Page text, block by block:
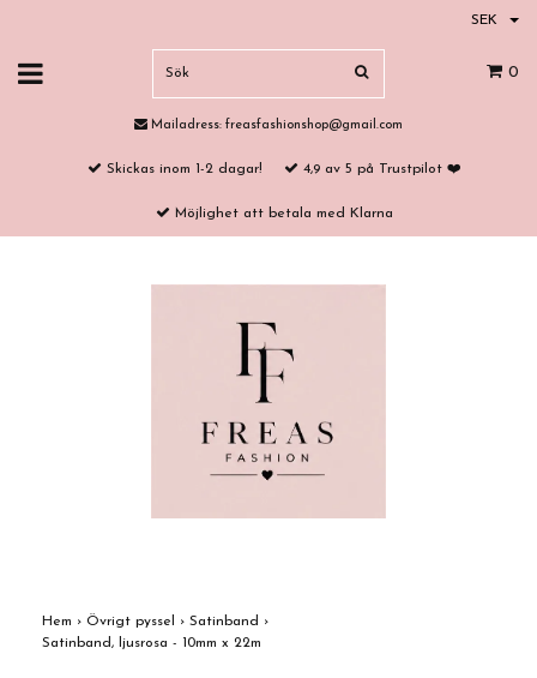
SEK
0
Mailadress: freasfashionshop@gmail.com
Skickas inom 1-2 dagar! 4,9 av 5 på Trustpilot ❤️
Möjlighet att betala med Klarna
Hem › Övrigt pyssel › Satinband ›
Satinband, ljusrosa - 10mm x 22m